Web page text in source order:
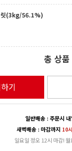
릿(3kg/56.1%)
총 상
기
일반배송 : 주문시
새벽배송 : 마감까지 10
일요일 정오 12시 마감!